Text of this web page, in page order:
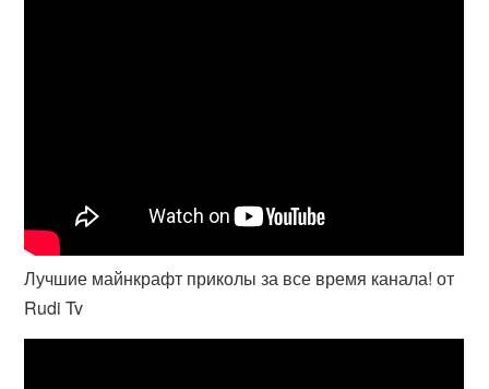
Лучшие майнкрафт приколы за все время канала! от
Rudi Tv